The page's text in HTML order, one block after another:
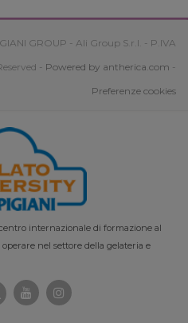
GROUP - Ali Group S.r.l. - P.IVA
- Powered by antherica.com -
Preferenze cookies
internazionale di formazione al
nel settore della gelateria e